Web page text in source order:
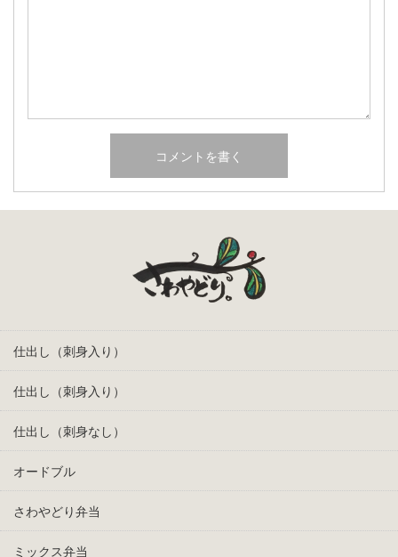
仕出し（刺身入り）
仕出し（刺身入り）
仕出し（刺身なし）
オードブル
さわやどり弁当
ミックス弁当